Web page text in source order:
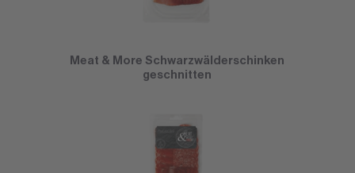
Meat & More Schwarzwälderschinken
geschnitten